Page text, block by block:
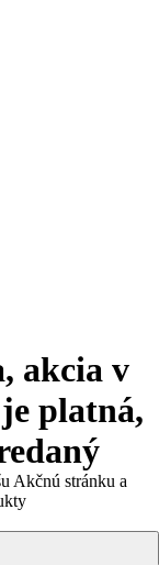
akcia v
platná,
Akčnú stránku a